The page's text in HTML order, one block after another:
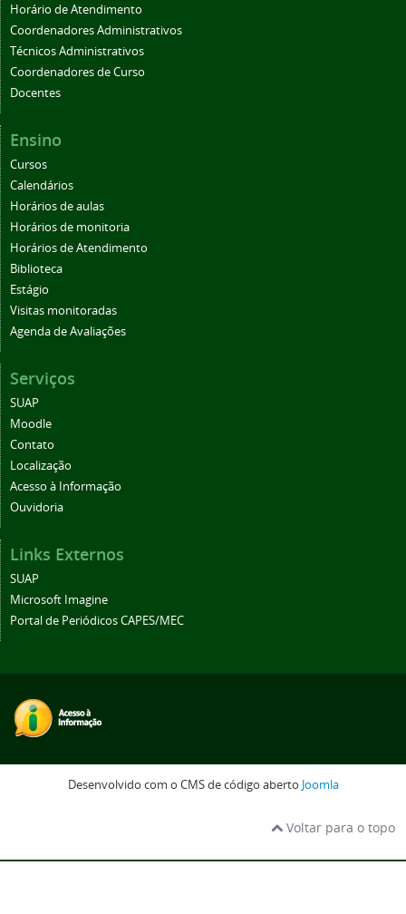
Horário de Atendimento
Coordenadores Administrativos
Técnicos Administrativos
Coordenadores de Curso
Docentes
Ensino
Cursos
Calendários
Horários de aulas
Horários de monitoria
Horários de Atendimento
Biblioteca
Estágio
Visitas monitoradas
Agenda de Avaliações
Serviços
SUAP
Moodle
Contato
Localização
Acesso à Informação
Ouvidoria
Links Externos
SUAP
Microsoft Imagine
Portal de Periódicos CAPES/MEC
Desenvolvido com o CMS de código aberto Joomla
Voltar para o topo